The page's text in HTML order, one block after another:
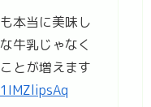
本当に美味し
牛乳じゃなく
とが増えます